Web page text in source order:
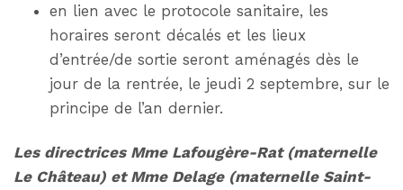
en lien avec le protocole sanitaire, les
horaires seront décalés et les lieux
d’entrée/de sortie seront aménagés dès le
jour de la rentrée, le jeudi 2 septembre, sur le
principe de l’an dernier.
Les directrices Mme Lafougère-Rat (maternelle
Le Château) et Mme Delage (maternelle Saint-